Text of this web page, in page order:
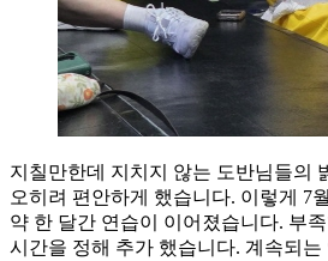
지칠만한데 지치지 않는 도반님들의
오히려 편안하게 했습니다. 이렇게 7
약 한 달간 연습이 이어졌습니다. 부
시간을 정해 추가 했습니다. 계속되